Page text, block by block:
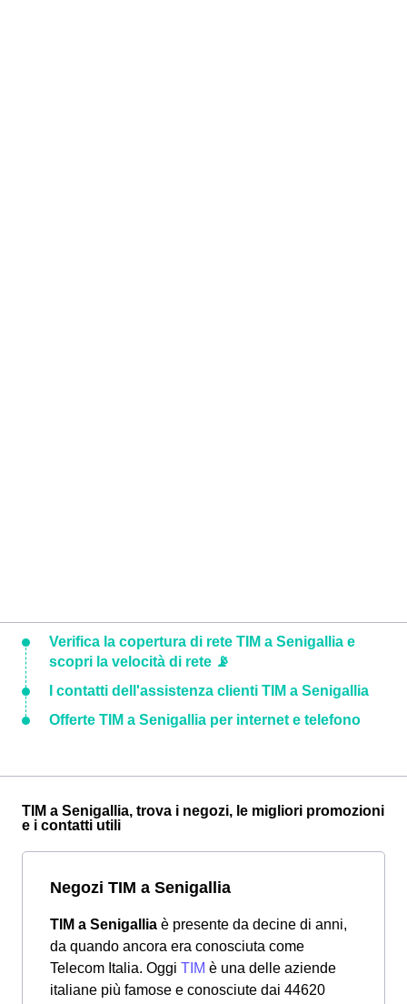
Verifica la copertura di rete TIM a Senigallia e
scopri la velocità di rete 📡
I contatti dell'assistenza clienti TIM a Senigallia
Offerte TIM a Senigallia per internet e telefono
TIM a Senigallia, trova i negozi, le migliori promozioni
e i contatti utili
Negozi TIM a Senigallia
TIM a Senigallia è presente da decine di anni,
da quando ancora era conosciuta come
Telecom Italia. Oggi TIM è una delle aziende
italiane più famose e conosciute dai 44620